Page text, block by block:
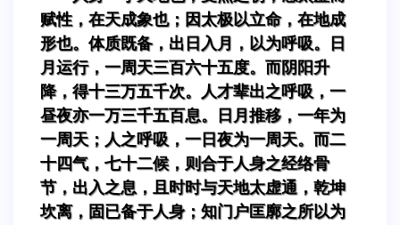
赋性，在天成象也；因太极以立命，在地成
形也。体质既备，出日入月，以为呼吸。日
月运行，一周天三百六十五度。而阴阳升
降，得十三万五千次。人才辈出之呼吸，一
昼夜亦一万三千五百息。日月推移，一年为
一周天；人之呼吸，一日夜为一周天。而二
十四气，七十二候，则合于人身之经络骨
节，出入之息，且时时与天地太虚通，乾坤
坎离，固已备于人身；知门户匡廓之所以为